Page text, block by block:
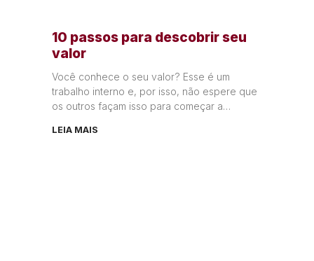
10 passos para descobrir seu
valor
Você conhece o seu valor? Esse é um
trabalho interno e, por isso, não espere que
os outros façam isso para começar a
LEIA MAIS